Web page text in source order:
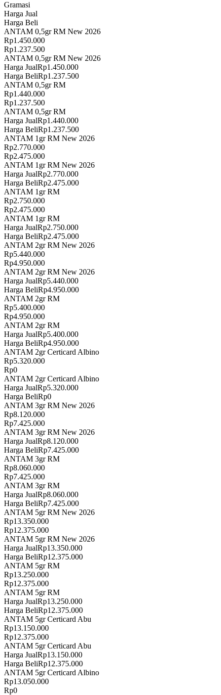
Gramasi
Harga Jual
Harga Beli
ANTAM 0,5gr RM New 2026
Rp1.450.000
Rp1.237.500
ANTAM 0,5gr RM New 2026
Harga JualRp1.450.000
Harga BeliRp1.237.500
ANTAM 0,5gr RM
Rp1.440.000
Rp1.237.500
ANTAM 0,5gr RM
Harga JualRp1.440.000
Harga BeliRp1.237.500
ANTAM 1gr RM New 2026
Rp2.770.000
Rp2.475.000
ANTAM 1gr RM New 2026
Harga JualRp2.770.000
Harga BeliRp2.475.000
ANTAM 1gr RM
Rp2.750.000
Rp2.475.000
ANTAM 1gr RM
Harga JualRp2.750.000
Harga BeliRp2.475.000
ANTAM 2gr RM New 2026
Rp5.440.000
Rp4.950.000
ANTAM 2gr RM New 2026
Harga JualRp5.440.000
Harga BeliRp4.950.000
ANTAM 2gr RM
Rp5.400.000
Rp4.950.000
ANTAM 2gr RM
Harga JualRp5.400.000
Harga BeliRp4.950.000
ANTAM 2gr Certicard Albino
Rp5.320.000
Rp0
ANTAM 2gr Certicard Albino
Harga JualRp5.320.000
Harga BeliRp0
ANTAM 3gr RM New 2026
Rp8.120.000
Rp7.425.000
ANTAM 3gr RM New 2026
Harga JualRp8.120.000
Harga BeliRp7.425.000
ANTAM 3gr RM
Rp8.060.000
Rp7.425.000
ANTAM 3gr RM
Harga JualRp8.060.000
Harga BeliRp7.425.000
ANTAM 5gr RM New 2026
Rp13.350.000
Rp12.375.000
ANTAM 5gr RM New 2026
Harga JualRp13.350.000
Harga BeliRp12.375.000
ANTAM 5gr RM
Rp13.250.000
Rp12.375.000
ANTAM 5gr RM
Harga JualRp13.250.000
Harga BeliRp12.375.000
ANTAM 5gr Certicard Abu
Rp13.150.000
Rp12.375.000
ANTAM 5gr Certicard Abu
Harga JualRp13.150.000
Harga BeliRp12.375.000
ANTAM 5gr Certicard Albino
Rp13.050.000
Rp0